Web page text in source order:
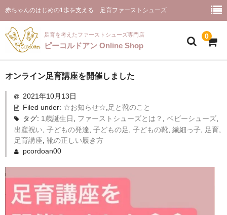
赤ちゃんのはじめの1歩を支える 足育ファーストシューズ
足育を考えたファーストシューズ専門店
ピーコルドアン Online Shop
0
ホーム(商品一覧)
ピーコルドアンとは
お取り扱い店舗様
ファーストシューズ【プルミエ】
ご推薦のメッセージ
ピーコルドアンと足育
オンライン足育講座を開催しました
2021年10月13日
Filed under: ☆お知らせ☆ 足と靴のこと
タグ: 1歳誕生日 ファーストシューズとは？ ベビーシューズ,
出産祝い 子どもの発達 子どもの足 子どもの靴, 繊細っ子 足育,
足育講座 靴の正しい履き方
pcordoan00